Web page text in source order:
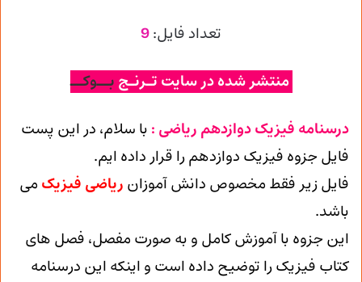
تعداد فایل:9
منتشر شده در سایت تـرنـج بــوکــ
درسنامه فیزیک دوازدهم ریاضی : با سلام، در این پست
فایل جزوه فیزیک دوازدهم را قرار داده ایم.
فایل زیر فقط مخصوص دانش آموزان ریاضی فیزیک می
باشد.
این جزوه با آموزش کامل و به صورت مفصل، فصل های
کتاب فیزیک را توضیح داده است و اینکه این درسنامه